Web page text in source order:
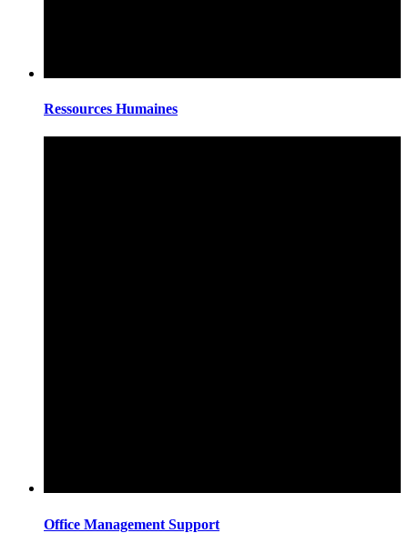
Ressources Humaines
Office Management Support